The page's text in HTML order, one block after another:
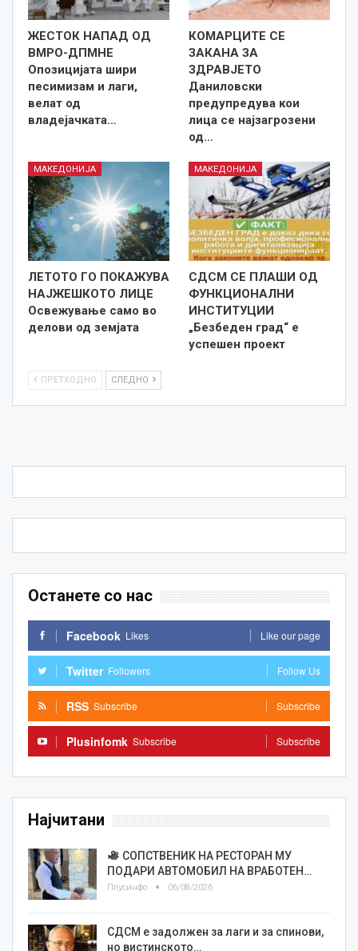
ЖЕСТОК НАПАД ОД
ВМРО-ДПМНЕ
Опозицијата шири
песимизам и лаги,
велат од
владејачката…
КОМАРЦИТЕ СЕ
ЗАКАНА ЗА
ЗДРАВЈЕТО
Даниловски
предупредува кои
лица се најзагрозени
од…
МАКЕДОНИЈА
ЛЕТОТО ГО ПОКАЖУВА
НАЈЖЕШКОТО ЛИЦE
Освежување само во
делови од земјата
МАКЕДОНИЈА
СДСМ СЕ ПЛАШИ ОД
ФУНКЦИОНАЛНИ
ИНСТИТУЦИИ
„Безбеден град“ е
успешен проект
ПРЕТХОДНО СЛЕДНО
Останете со нас
Facebook Likes Like our page
Twitter Followers Follow Us
RSS Subscribe Subscribe
Plusinfomk Subscribe Subscribe
Најчитани
СОПСТВЕНИК НА РЕСТОРАН МУ
ПОДАРИ АВТОМОБИЛ НА ВРАБОТЕН…
Плусинфо 06/08/2026
СДСМ е задолжен за лаги и за спинови,
но вистинското…